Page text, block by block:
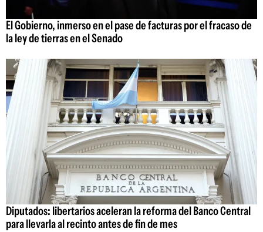
El Gobierno, inmerso en el pase de facturas por el fracaso de
la ley de tierras en el Senado
Diputados: libertarios aceleran la reforma del Banco Central
para llevarla al recinto antes de fin de mes